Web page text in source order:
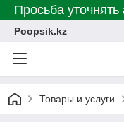
Просьба
Poopsik.kz
Товары и услуги